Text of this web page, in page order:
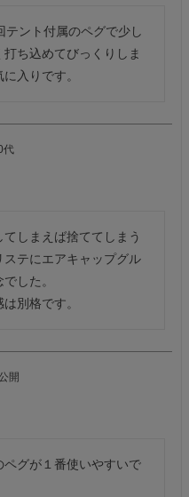
テント付属のペグで少し
ち込めてびっくりしま
入りです。
代
しまえば捨ててしまう
テにエアキャップグル
した。
開
グが１番使いやすいで